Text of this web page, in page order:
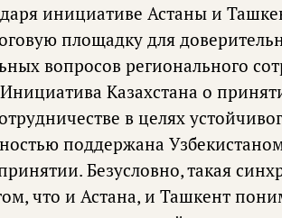
инициативе Астаны и
площадку для
вопросов регионального
Казахстана о
в целях
поддержана
Безусловно, такая
что и Астана, и Ташкент